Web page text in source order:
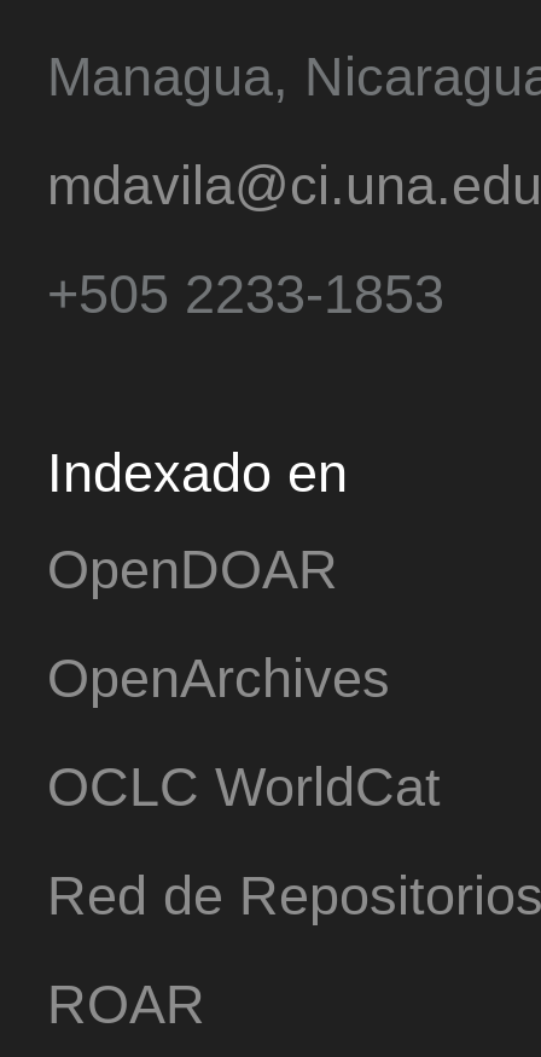
Managua,
+505 2233-1853
Indexado en
OpenDOAR
OpenArchives
OCLC WorldCat
Red de
ROAR